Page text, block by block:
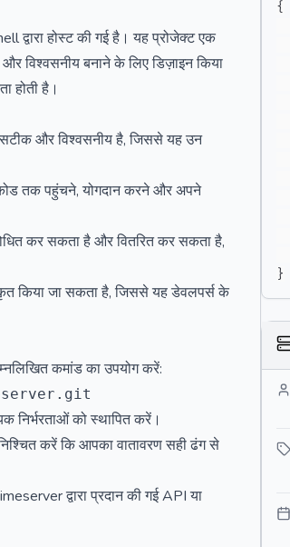
द्वारा होस्ट की गई है। यह प्रोजेक्ट एक
विश्वसनीय बनाने के लिए डिज़ाइन किया
होती है।
और विश्वसनीय है, जिससे यह उन
कोड तक पहुंचने, योगदान करने और अपने
कर सकता है और वितरित कर सकता है,
किया जा सकता है, जिससे यह डेवलपर्स के
कमांड का उपयोग करें:
निर्भरताओं को स्थापित करें।
करें कि आपका वातावरण सही ढंग से
द्वारा प्रदान की गई API या
{
}